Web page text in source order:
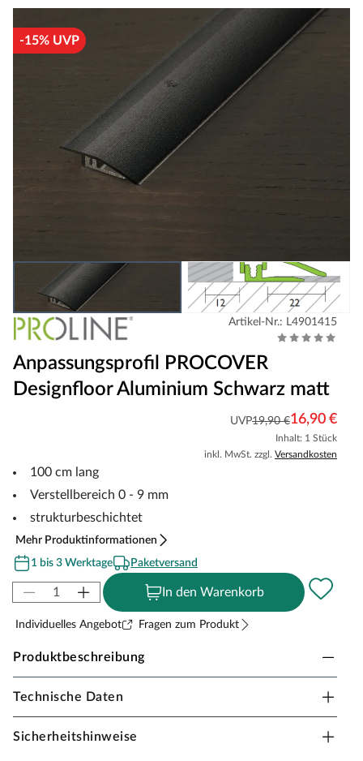
-15% UVP
Artikel-Nr.: L4901415
Anpassungsprofil PROCOVER
Designfloor Aluminium Schwarz matt
UVP19,90 €16,90 €
Inhalt: 1 Stück
inkl. MwSt. zzgl. Versandkosten
100 cm lang
Verstellbereich 0 - 9 mm
strukturbeschichtet
Mehr Produktinformationen
1 bis 3 Werktage
Paketversand
In den Warenkorb
Individuelles Angebot Fragen zum Produkt
Produktbeschreibung
PROLINE Anpassungsprofil PROCOVER
Designfloor Aluminium mattschwarz
Technische Daten
Sicherheitshinweise